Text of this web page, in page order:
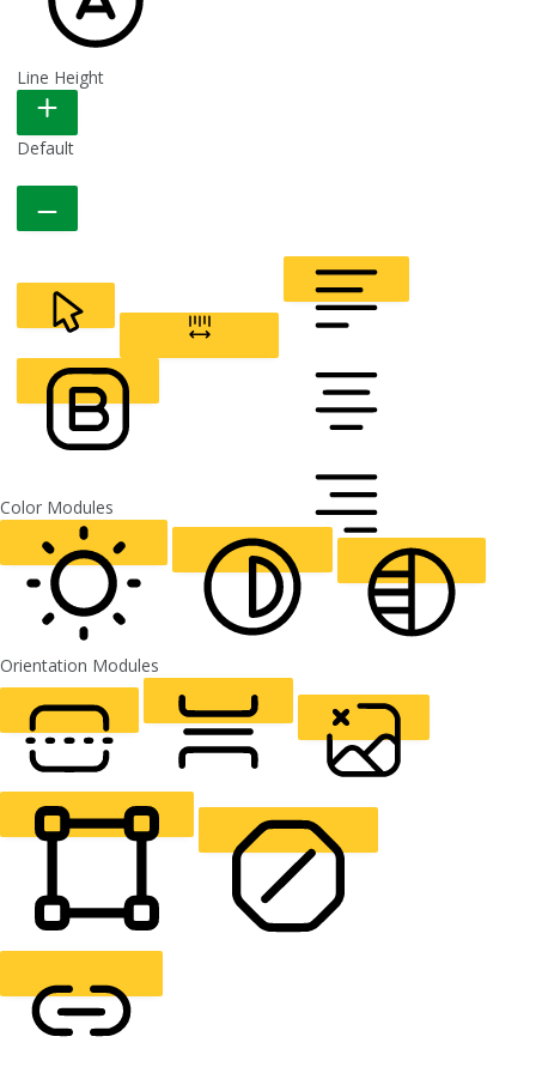
READABLE FONT
Line Height
Default
CURSOR
ALIGN TEXT
FONT WEIGHT
Color Modules
LIGHT CONTRAST HIGH CONTRAST
Orientation Modules
READING LINE READING MASK HIDE IMAGES
HIGHLIGHT CONTENT